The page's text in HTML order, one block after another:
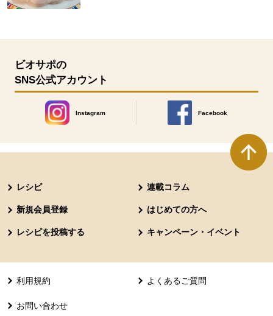
ビオサポの
SNS公式アカウント
Instagram
別のウィンドウで開きます。
Facebook
別のウィンドウで開きます
レシピ 連載コラム
新規会員登録 はじめての方へ
レシピを投稿する キャンペーン・イベント
利用規約 よくあるご質問
お問い合わせ